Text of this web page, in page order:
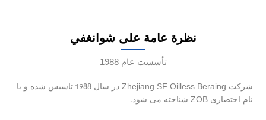
نظرة عامة على شوانغفي
تأسست عام 1988
شرکت Zhejiang SF Oilless Beraing در سال1988 تاسیس شده و با
نام اختصاری ZOB شناخته می شود.